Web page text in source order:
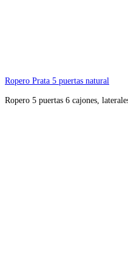
Ropero Prata 5 puertas natural
Ropero 5 puertas 6 cajones,